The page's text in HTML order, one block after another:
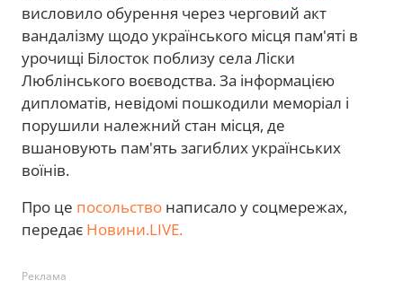
висловило обурення через черговий акт
вандалізму щодо українського місця пам'яті в
урочищі Білосток поблизу села Ліски
Люблінського воєводства. За інформацією
дипломатів, невідомі пошкодили меморіал і
порушили належний стан місця, де
вшановують пам'ять загиблих українських
воїнів.
Про це посольство написало у соцмережах,
передає Новини.LIVE.
Реклама